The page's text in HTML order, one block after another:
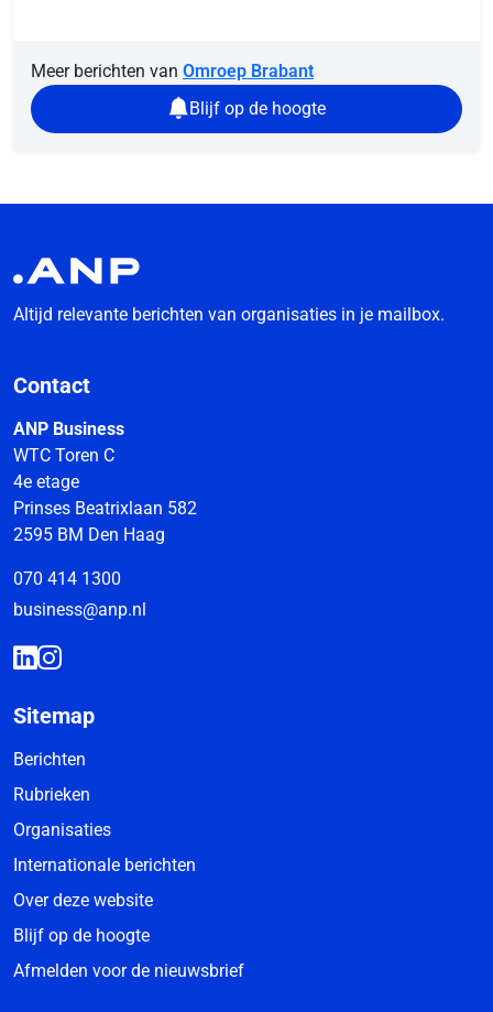
Meer berichten van Omroep Brabant
Blijf op de hoogte
Altijd relevante berichten van organisaties in je mailbox.
Contact
ANP Business
WTC Toren C
4e etage
Prinses Beatrixlaan 582
2595 BM Den Haag
070 414 1300
business@anp.nl
Sitemap
Berichten
Rubrieken
Organisaties
Internationale berichten
Over deze website
Blijf op de hoogte
Afmelden voor de nieuwsbrief